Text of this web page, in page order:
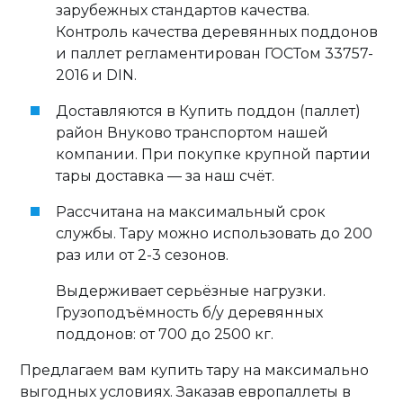
зарубежных стандартов качества.
Контроль качества деревянных поддонов
и паллет регламентирован ГОСТом 33757-
2016 и DIN.
Доставляются в Купить поддон (паллет)
район Внуково транспортом нашей
компании. При покупке крупной партии
тары доставка — за наш счёт.
Рассчитана на максимальный срок
службы. Тару можно использовать до 200
раз или от 2-3 сезонов.
Выдерживает серьёзные нагрузки.
Грузоподъёмность б/у деревянных
поддонов: от 700 до 2500 кг.
Предлагаем вам купить тару на максимально
выгодных условиях. Заказав европаллеты в